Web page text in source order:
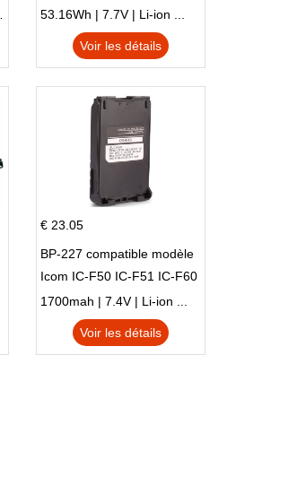
HSTNN-DB8C 921438-855
TPN-I128
53.16Wh | 7.7V | Li-ion ...
Voir les détails
€ 23.05
BP-227 compatible modèle
Icom IC-F50 IC-F51 IC-F60
IC-F61 IC-M87
1700mah | 7.4V | Li-ion ...
Voir les détails